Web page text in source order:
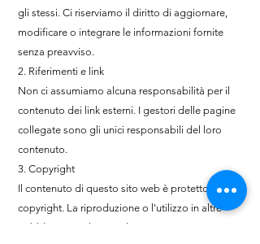
gli stessi. Ci riserviamo il diritto di aggiornare,
modificare o integrare le informazioni fornite
senza preavviso.
2. Riferimenti e link
Non ci assumiamo alcuna responsabilità per il
contenuto dei link esterni. I gestori delle pagine
collegate sono gli unici responsabili del loro
contenuto.
3. Copyright
Il contenuto di questo sito web è protetto da
copyright. La riproduzione o l'utilizzo in altre
pubblicazioni elettroniche o stampate non è